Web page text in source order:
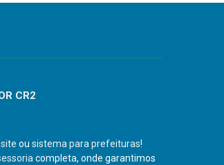
CR2
ou sistema para prefeituras!
completa, onde garantimos